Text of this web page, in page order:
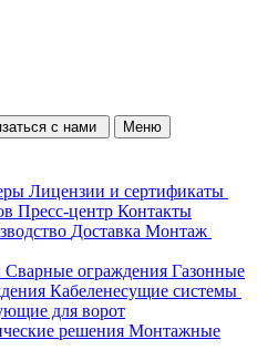
с нами Меню
Лицензии и сертификаты
Пресс-центр Контакты
Доставка Монтаж
Сварные ограждения Газонные
Кабеленесущие системы
для ворот
решения Монтажные